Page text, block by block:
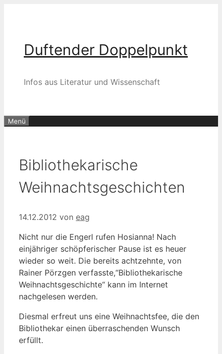
Duftender Doppelpunkt
Infos aus Literatur und Wissenschaft
Menü
Bibliothekarische
Weihnachtsgeschichten
14.12.2012 von eag
Nicht nur die Engerl rufen Hosianna! Nach
einjähriger schöpferischer Pause ist es heuer
wieder so weit. Die bereits achtzehnte, von
Rainer Pörzgen verfasste,“Bibliothekarische
Weihnachtsgeschichte“ kann im Internet
nachgelesen werden.
Diesmal erfreut uns eine Weihnachtsfee, die den
Bibliothekar einen überraschenden Wunsch
erfüllt.